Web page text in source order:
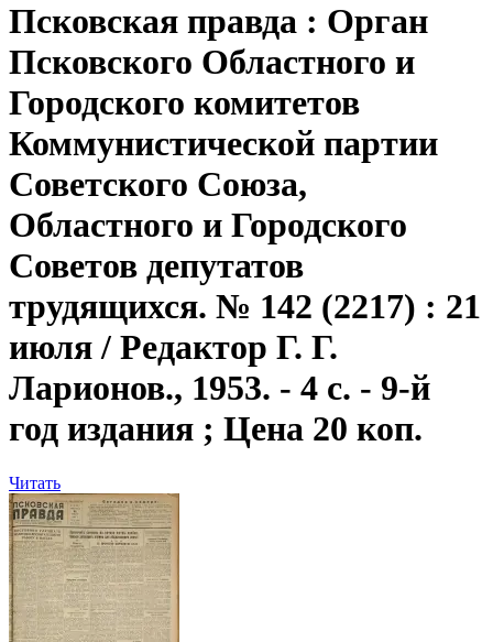
Псковская правда : Орган
Псковского Областного и
Городского комитетов
Коммунистической партии
Советского Союза,
Областного и Городского
Советов депутатов
трудящихся. № 142 (2217) : 21
июля / Редактор Г. Г.
Ларионов., 1953. - 4 с. - 9-й
год издания ; Цена 20 коп.
Читать